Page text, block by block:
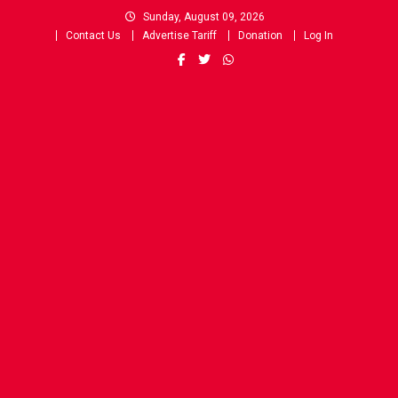
Sunday, August 09, 2026
Contact Us
Advertise Tariff Donation Log In